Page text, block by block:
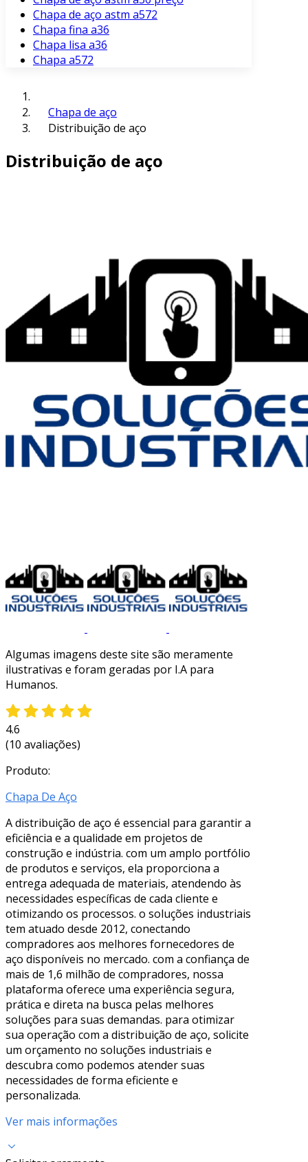
Chapa de aço astm a572
Chapa fina a36
Chapa lisa a36
Chapa a572
Chapa de aço
Distribuição de aço
Distribuição de aço
Algumas imagens deste site são meramente
ilustrativas e foram geradas por I.A para
Humanos.
4.6
(10 avaliações)
Produto:
Chapa De Aço
A distribuição de aço é essencial para garantir a
eficiência e a qualidade em projetos de
construção e indústria. com um amplo portfólio
de produtos e serviços, ela proporciona a
entrega adequada de materiais, atendendo às
necessidades específicas de cada cliente e
otimizando os processos. o soluções industriais
tem atuado desde 2012, conectando
compradores aos melhores fornecedores de
aço disponíveis no mercado. com a confiança de
mais de 1,6 milhão de compradores, nossa
plataforma oferece uma experiência segura,
prática e direta na busca pelas melhores
soluções para suas demandas. para otimizar
sua operação com a distribuição de aço, solicite
um orçamento no soluções industriais e
descubra como podemos atender suas
necessidades de forma eficiente e
personalizada.
Ver mais informações